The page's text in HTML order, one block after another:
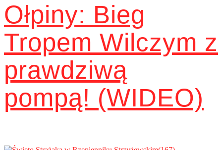
Ołpiny: Bieg
Tropem Wilczym z
prawdziwą
pompą! (WIDEO)